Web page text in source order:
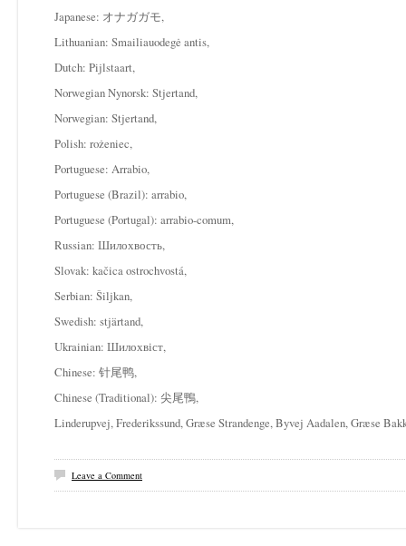
Japanese: オナガガモ,
Lithuanian: Smailiauodegė antis,
Dutch: Pijlstaart,
Norwegian Nynorsk: Stjertand,
Norwegian: Stjertand,
Polish: rożeniec,
Portuguese: Arrabio,
Portuguese (Brazil): arrabio,
Portuguese (Portugal): arrabio-comum,
Russian: Шилохвость,
Slovak: kačica ostrochvostá,
Serbian: Šiljkan,
Swedish: stjärtand,
Ukrainian: Шилохвіст,
Chinese: 针尾鸭,
Chinese (Traditional): 尖尾鴨,
Linderupvej, Frederikssund, Græse Strandenge, Byvej Aadalen, Græse
Leave a Comment